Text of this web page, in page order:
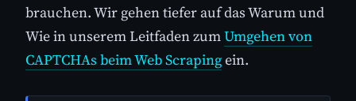
brauchen. Wir gehen tiefer auf das Warum und
Wie in unserem Leitfaden zumUmgehen von
CAPTCHAs beim Web Scrapingein.